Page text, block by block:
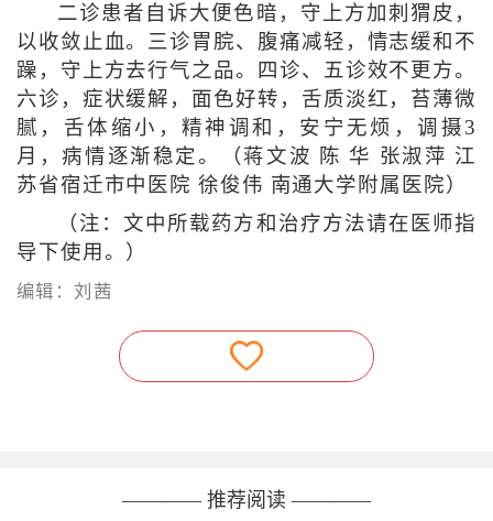
二诊患者自诉大便色暗，守上方加刺猬皮，
以收敛止血。三诊胃脘、腹痛减轻，情志缓和不
躁，守上方去行气之品。四诊、五诊效不更方。
六诊，症状缓解，面色好转，舌质淡红，苔薄微
腻，舌体缩小，精神调和，安宁无烦，调摄3
月，病情逐渐稳定。（蒋文波 陈 华 张淑萍 江
苏省宿迁市中医院 徐俊伟 南通大学附属医院）
（注：文中所载药方和治疗方法请在医师指
导下使用。）
编辑：刘茜
———— 推荐阅读 ————